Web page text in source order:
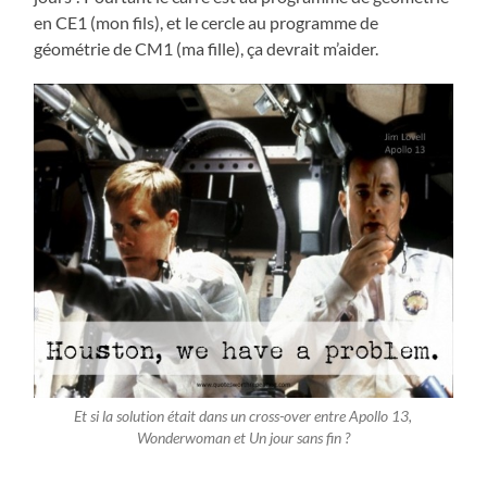
en CE1 (mon fils), et le cercle au programme de
géométrie de CM1 (ma fille), ça devrait m’aider.
Et si la solution était dans un cross-over entre Apollo 13,
Wonderwoman et Un jour sans fin ?